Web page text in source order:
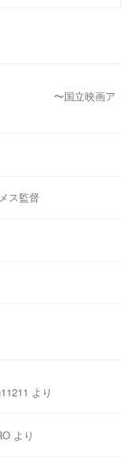
に 〜国立映画ア
ス監督
より
より